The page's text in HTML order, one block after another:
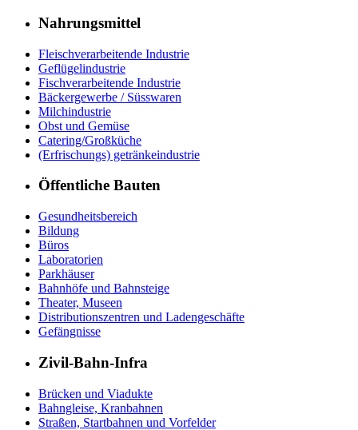
Nahrungsmittel
Fleischverarbeitende Industrie
Geflügelindustrie
Fischverarbeitende Industrie
Bäckergewerbe / Süsswaren
Milchindustrie
Obst und Gemüse
Catering/Großküche
(Erfrischungs) getränkeindustrie
Öffentliche Bauten
Gesundheitsbereich
Bildung
Büros
Laboratorien
Parkhäuser
Bahnhöfe und Bahnsteige
Theater, Museen
Distributionszentren und Ladengeschäfte
Gefängnisse
Zivil-Bahn-Infra
Brücken und Viadukte
Bahngleise, Kranbahnen
Straßen, Startbahnen und Vorfelder